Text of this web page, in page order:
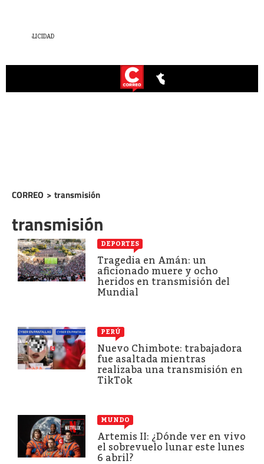
CORREO > transmisión
transmisión
DEPORTES
Tragedia en Amán: un
aficionado muere y ocho
heridos en transmisión del
Mundial
PERÚ
Nuevo Chimbote: trabajadora
fue asaltada mientras
realizaba una transmisión en
TikTok
MUNDO
Artemis II: ¿Dónde ver en vivo
el sobrevuelo lunar este lunes
6 abril?